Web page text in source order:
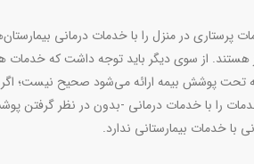
پرستاری در منزل را با خدمات درمانی
هستند. از سوی دیگر باید توجه داشت که خدمات
تحت پوشش بیمه ارائه می‌شود صحیح نیست؛
را با خدمات درمانی -بدون در نظر گرفتن
با خدمات بیمارستانی ندارد.